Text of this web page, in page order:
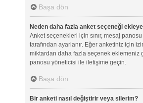
Başa dön
Neden daha fazla anket seçeneği
Anket seçenekleri için sınır, mesaj
tarafından ayarlanır. Eğer anketiniz için
miktardan daha fazla seçenek eklemeniz
panosu yöneticisi ile iletişime geçin.
Başa dön
Bir anketi nasıl değiştirir veya silerim?